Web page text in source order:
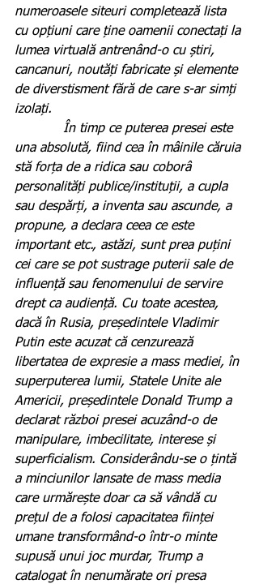
numeroasele siteuri completează lista
cu opțiuni care ține oamenii conectați la
lumea virtuală antrenând-o cu știri,
cancanuri, noutăți fabricate și elemente
de diverstisment fără de care s-ar simți
izolați.
una absolută, fiind cea în mâinile căruia
stă forța de a ridica sau coborâ
personalități publice/instituții, a cupla
sau despărți, a inventa sau ascunde, a
propune, a declara ceea ce este
important etc., astăzi, sunt prea puțini
cei care se pot sustrage puterii sale de
influență sau fenomenului de servire
drept ca audiență. Cu toate acestea,
dacă în Rusia, președintele Vladimir
Putin este acuzat că cenzurează
libertatea de expresie a mass mediei, în
superputerea lumii, Statele Unite ale
Americii, președintele Donald Trump a
declarat război presei acuzând-o de
manipulare, imbecilitate, interese și
superficialism. Considerându-se o țintă
a minciunilor lansate de mass media
care urmărește doar ca să vândă cu
prețul de a folosi capacitatea ființei
umane transformând-o într-o minte
supusă unui joc murdar, Trump a
catalogat în nenumărate ori presa